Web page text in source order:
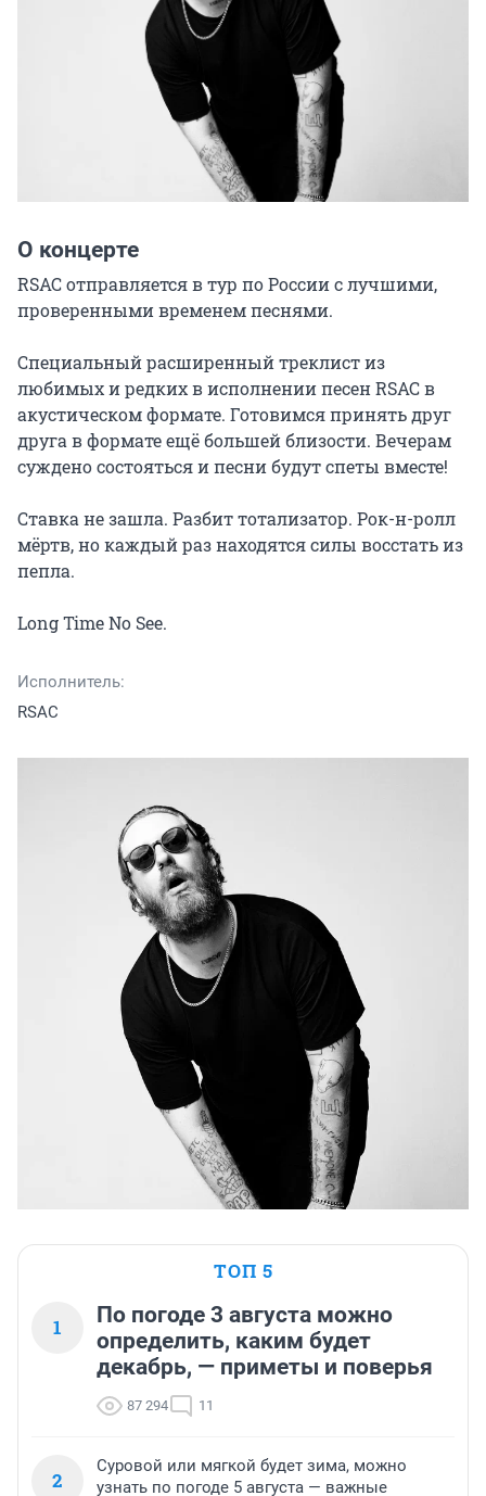
О концерте
RSAC отправляется в тур по России с лучшими,
проверенными временем песнями.
Специальный расширенный треклист из
любимых и редких в исполнении песен RSAC в
акустическом формате. Готовимся принять друг
друга в формате ещё большей близости. Вечерам
суждено состояться и песни будут спеты вместе!
Ставка не зашла. Разбит тотализатор. Рок-н-ролл
мёртв, но каждый раз находятся силы восстать из
пепла.
Long Time No See.
Исполнитель:
RSAC
ТОП 5
1
По погоде 3 августа можно
определить, каким будет
декабрь, — приметы и поверья
87 294 11
2
Суровой или мягкой будет зима, можно
узнать по погоде 5 августа — важные